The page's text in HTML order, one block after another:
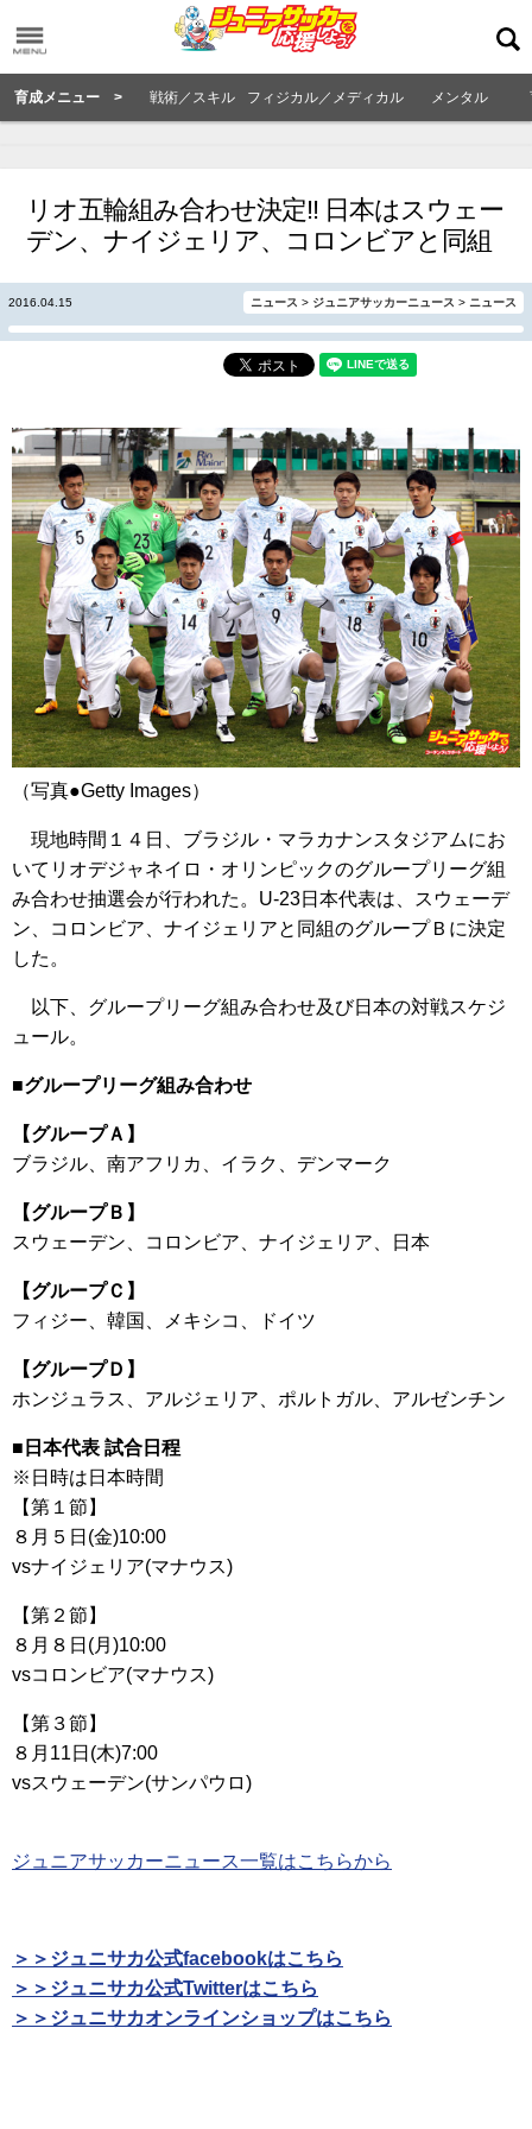
育成メニュー > 戦術／スキル フィジカル／メディカル メンタル
リオ五輪組み合わせ決定!! 日本はスウェー
デン、ナイジェリア、コロンビアと同組
2016.04.15 ニュース > ジュニアサッカーニュース > ニュース
（写真●Getty Images）
現地時間１４日、ブラジル・マラカナンスタジアムにお
いてリオデジャネイロ・オリンピックのグループリーグ組
み合わせ抽選会が行われた。U-23日本代表は、スウェーデ
ン、コロンビア、ナイジェリアと同組のグループＢに決定
した。
以下、グループリーグ組み合わせ及び日本の対戦スケジ
ュール。
■グループリーグ組み合わせ
【グループＡ】
ブラジル、南アフリカ、イラク、デンマーク
【グループＢ】
スウェーデン、コロンビア、ナイジェリア、日本
【グループＣ】
フィジー、韓国、メキシコ、ドイツ
【グループＤ】
ホンジュラス、アルジェリア、ポルトガル、アルゼンチン
■日本代表 試合日程
※日時は日本時間
【第１節】
８月５日(金)10:00
vsナイジェリア(マナウス)
【第２節】
８月８日(月)10:00
vsコロンビア(マナウス)
【第３節】
８月11日(木)7:00
vsスウェーデン(サンパウロ)
ジュニアサッカーニュース一覧はこちらから
＞＞ジュニサカ公式facebookはこちら
＞＞ジュニサカ公式Twitterはこちら
＞＞ジュニサカオンラインショップはこちら